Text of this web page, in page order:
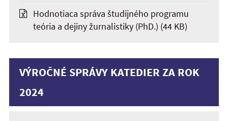
Hodnotiaca správa študijného programu
teória a dejiny žurnalistiky (PhD.) (44 KB)
VÝROČNÉ SPRÁVY KATEDIER ZA ROK
2024